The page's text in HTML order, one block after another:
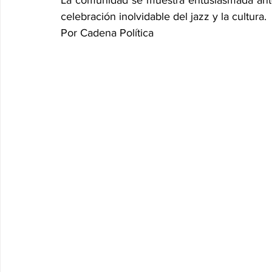
celebración inolvidable del jazz y la cultura.
Por Cadena Política